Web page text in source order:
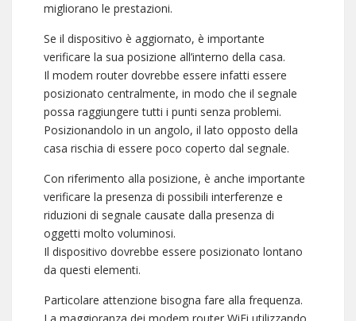
migliorano le prestazioni.
Se il dispositivo è aggiornato, è importante
verificare la sua posizione all’interno della casa.
Il modem router dovrebbe essere infatti essere
posizionato centralmente, in modo che il segnale
possa raggiungere tutti i punti senza problemi.
Posizionandolo in un angolo, il lato opposto della
casa rischia di essere poco coperto dal segnale.
Con riferimento alla posizione, è anche importante
verificare la presenza di possibili interferenze e
riduzioni di segnale causate dalla presenza di
oggetti molto voluminosi.
Il dispositivo dovrebbe essere posizionato lontano
da questi elementi.
Particolare attenzione bisogna fare alla frequenza.